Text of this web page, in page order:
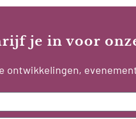
je in voor
ontwikkelingen,